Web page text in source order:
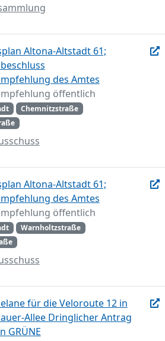
Altona-Altstadt 61;
des Amtes
öffentlich
Chemnitzstraße
Altona-Altstadt 61;
des Amtes
öffentlich
Warnholtzstraße
für die Veloroute 12 in
Allee Dringlicher Antrag
GRÜNE